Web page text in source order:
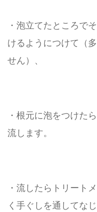
・泡立てたところで
けるようにつけて（
せん）、
・根元に泡をつけた
流します。
・流したらトリート
く手ぐしを通してな